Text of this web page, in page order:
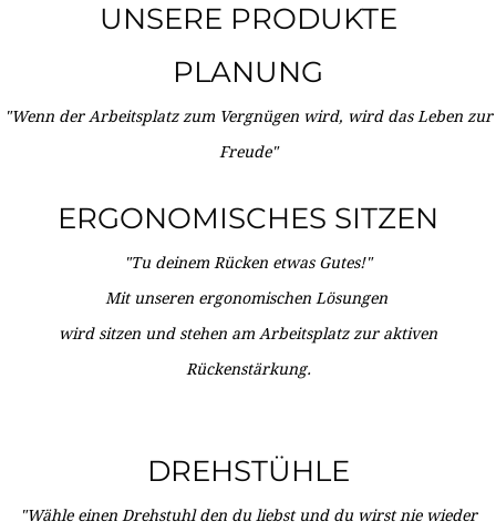
UNSERE PRODUKTE
PLANUNG
"Wenn der Arbeitsplatz zum Vergnügen wird, wird das Leben zur
Freude"
ERGONOMISCHES SITZEN
"Tu deinem Rücken etwas Gutes!"
Mit unseren ergonomischen Lösungen
wird sitzen und stehen am Arbeitsplatz zur aktiven
Rückenstärkung.
DREHSTÜHLE
"Wähle einen Drehstuhl den du liebst und du wirst nie wieder